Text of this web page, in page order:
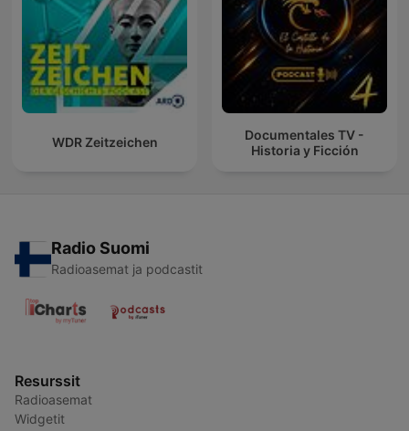
WDR Zeitzeichen
Documentales TV -
Historia y Ficción
Radio Suomi
Radioasemat ja podcastit
Resurssit
Radioasemat
Widgetit